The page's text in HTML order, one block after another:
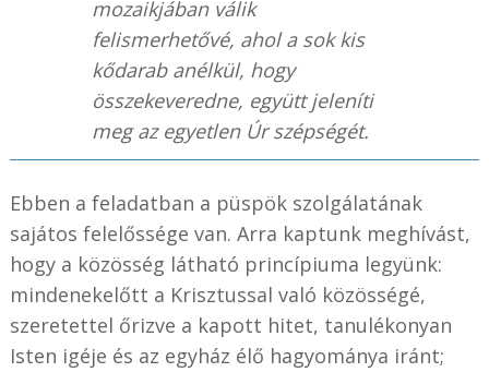
mozaikjában válik
felismerhetővé, ahol a sok kis
kődarab anélkül, hogy
összekeveredne, együtt jeleníti
meg az egyetlen Úr szépségét.
Ebben a feladatban a püspök szolgálatának
sajátos felelőssége van. Arra kaptunk meghívást,
hogy a közösség látható princípiuma legyünk:
mindenekelőtt a Krisztussal való közösségé,
szeretettel őrizve a kapott hitet, tanulékonyan
Isten igéje és az egyház élő hagyománya iránt;